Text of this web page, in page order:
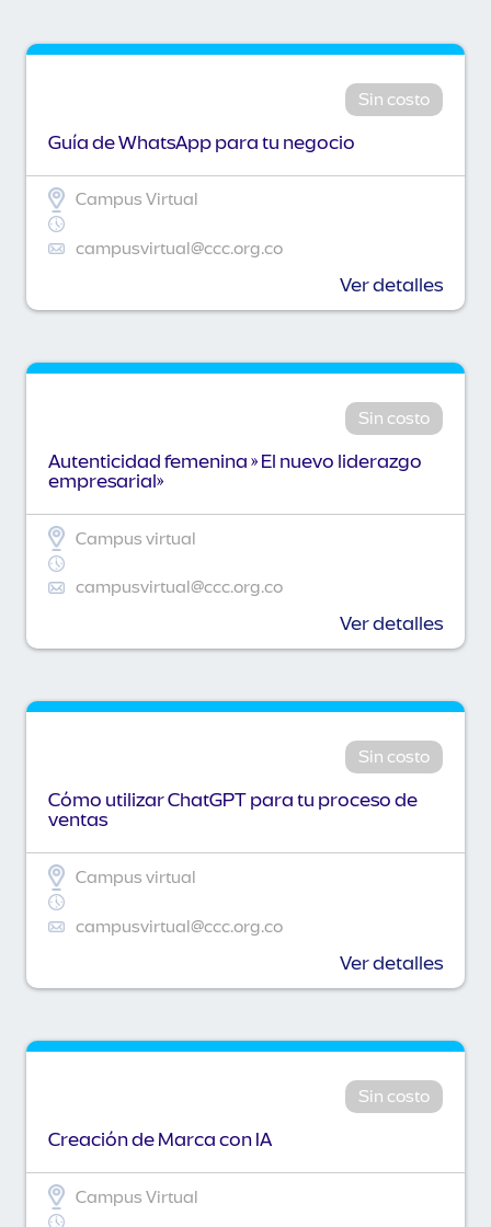
Sin costo
Guía de WhatsApp para tu negocio
Campus Virtual
campusvirtual@ccc.org.co
Ver detalles
Sin costo
Autenticidad femenina » El nuevo liderazgo
empresarial»
Campus virtual
campusvirtual@ccc.org.co
Ver detalles
Sin costo
Cómo utilizar ChatGPT para tu proceso de
ventas
Campus virtual
campusvirtual@ccc.org.co
Ver detalles
Sin costo
Creación de Marca con IA
Campus Virtual